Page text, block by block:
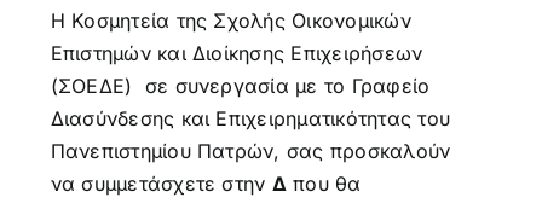
H Κοσμητεία της Σχολής Οικονομικών
Επιστημών και Διοίκησης Επιχειρήσεων
(ΣΟΕΔΕ) σε συνεργασία με το Γραφείο
Διασύνδεσης και Επιχειρηματικότητας του
Πανεπιστημίου Πατρών, σας προσκαλούν
να συμμετάσχετε στην Δπου θα